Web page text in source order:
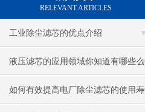
RELEVANT ARTICLES
工业除尘滤芯的优点介绍
液压滤芯的应用领域你知道有哪些么
如何有效提高电厂除尘滤芯的使用寿